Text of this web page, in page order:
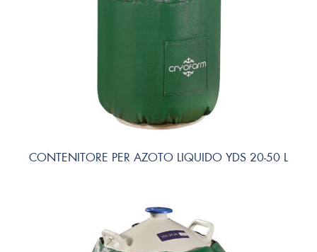
CONTENITORE PER AZOTO LIQUIDO YDS 20-50 L